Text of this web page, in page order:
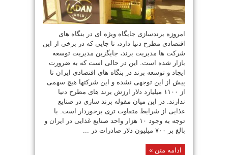
امروزه برندسازی جایگاه ویژه ای در بنگاه های
اقتصادی مطرح دنیا دارد، تا جایی که در برخی از این
شرکت ها مدیریت برند، جایگزین مدیریت توسعه
بازار شده است. این در حالی است که به ضرورت
ایجاد و توسعه برند در بنگاه های اقتصادی ایران تا
پیش از این توجهی نشده و این شرکتها هیچ سهمی
از ۱۱۰۰ میلیارد دلار ارزش برند های مطرح دنیا
ندارند. در این میان مقوله برند سازی در صنایع
غذایی از شرایط متفاوت تری برخوردار است. با
توجه به وجود ۱۰ هزار واحد صنایع غذایی در ایران و
بالغ بر ۷۰۰ میلیون دلار صادرات در ...
ادامه متن »